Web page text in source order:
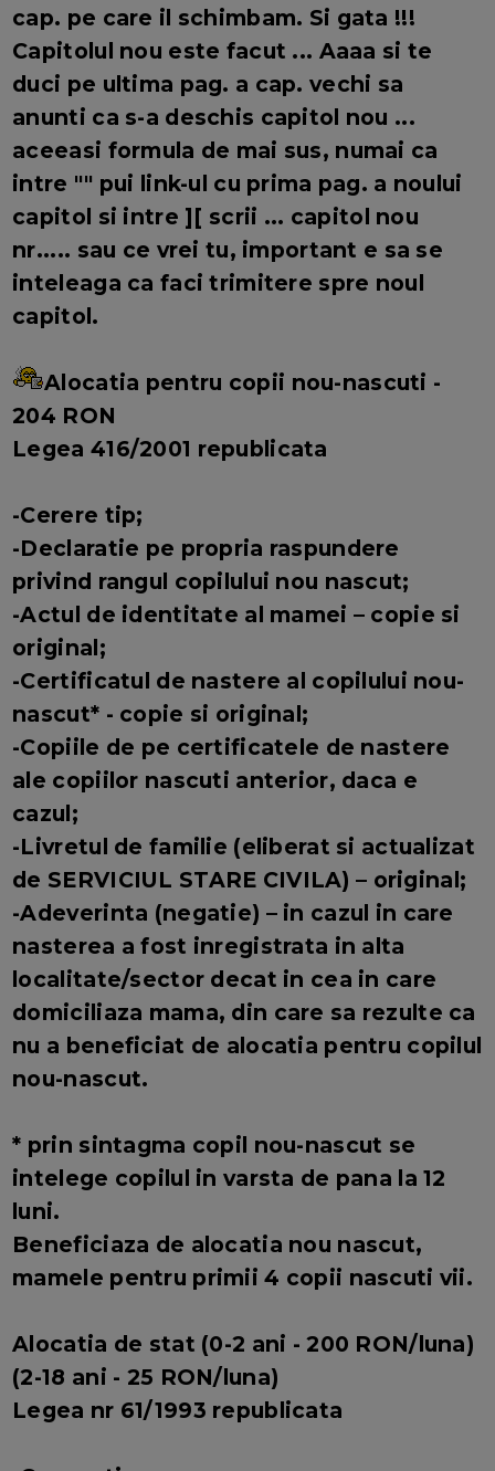
cap. pe care il schimbam. Si gata !!!
Capitolul nou este facut ... Aaaa si te
duci pe ultima pag. a cap. vechi sa
anunti ca s-a deschis capitol nou ...
aceeasi formula de mai sus, numai ca
intre "" pui link-ul cu prima pag. a noului
capitol si intre ][ scrii ... capitol nou
nr..... sau ce vrei tu, important e sa se
inteleaga ca faci trimitere spre noul
capitol.
Alocatia pentru copii nou-nascuti -
204 RON
Legea 416/2001 republicata
-Cerere tip;
-Declaratie pe propria raspundere
privind rangul copilului nou nascut;
-Actul de identitate al mamei – copie si
original;
-Certificatul de nastere al copilului nou-
nascut* - copie si original;
-Copiile de pe certificatele de nastere
ale copiilor nascuti anterior, daca e
cazul;
-Livretul de familie (eliberat si actualizat
de SERVICIUL STARE CIVILA) – original;
-Adeverinta (negatie) – in cazul in care
nasterea a fost inregistrata in alta
localitate/sector decat in cea in care
domiciliaza mama, din care sa rezulte ca
nu a beneficiat de alocatia pentru copilul
nou-nascut.
* prin sintagma copil nou-nascut se
intelege copilul in varsta de pana la 12
luni.
Beneficiaza de alocatia nou nascut,
mamele pentru primii 4 copii nascuti vii.
Alocatia de stat (0-2 ani - 200 RON/luna)
(2-18 ani - 25 RON/luna)
Legea nr 61/1993 republicata